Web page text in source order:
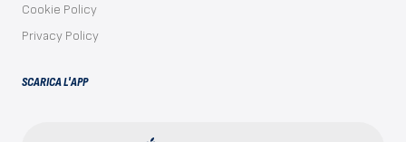
Cookie Policy
Privacy Policy
SCARICA L'APP